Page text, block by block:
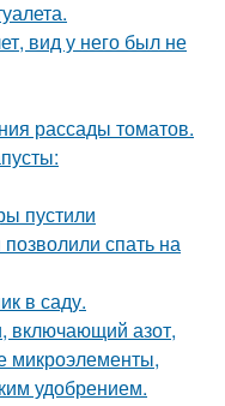
вид у него был не
рассады томатов.
пустили
спать на
в саду.
включающий азот,
микроэлементы,
удобрением.